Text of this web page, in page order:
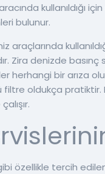
kullanıldığı
bulunur.
Zira denizde basınç
herhangi bir arıza
oldukça pratiktir.
özellikle tercih